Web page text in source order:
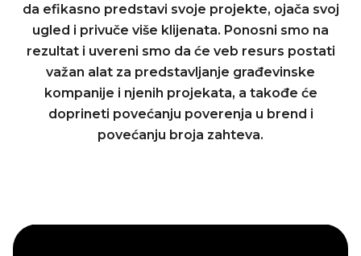
da efikasno predstavi svoje projekte, ojača svoj
ugled i privuče više klijenata. Ponosni smo na
rezultat i uvereni smo da će veb resurs postati
važan alat za predstavljanje građevinske
kompanije i njenih projekata, a takođe će
doprineti povećanju poverenja u brend i
povećanju broja zahteva.